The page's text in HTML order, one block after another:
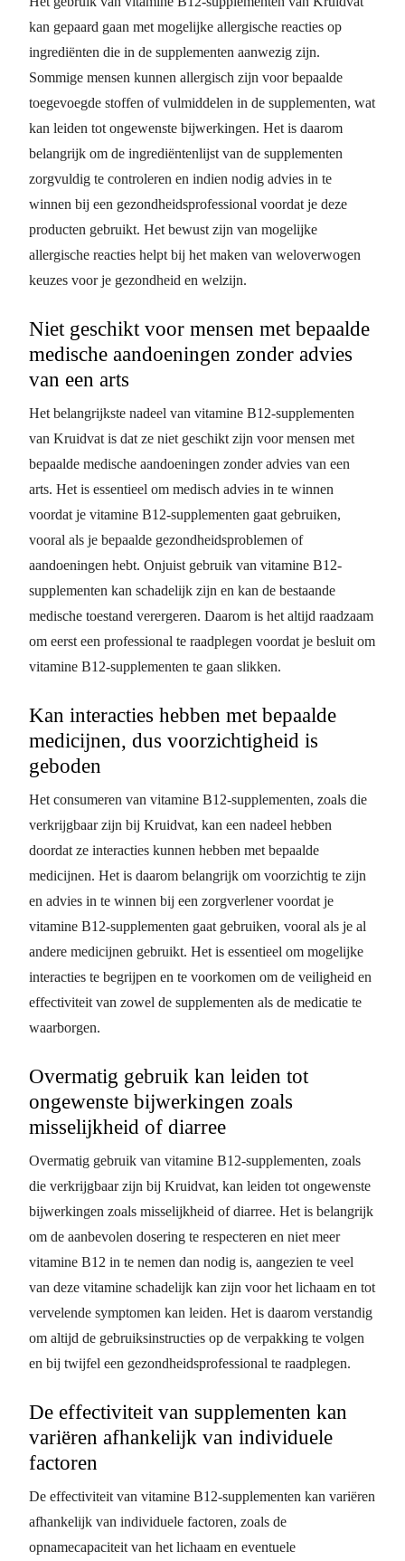
kan gepaard gaan met mogelijke allergische reacties op
ingrediënten die in de supplementen aanwezig zijn.
Sommige mensen kunnen allergisch zijn voor bepaalde
toegevoegde stoffen of vulmiddelen in de supplementen, wat
kan leiden tot ongewenste bijwerkingen. Het is daarom
belangrijk om de ingrediëntenlijst van de supplementen
zorgvuldig te controleren en indien nodig advies in te
winnen bij een gezondheidsprofessional voordat je deze
producten gebruikt. Het bewust zijn van mogelijke
allergische reacties helpt bij het maken van weloverwogen
keuzes voor je gezondheid en welzijn.
Niet geschikt voor mensen met bepaalde
medische aandoeningen zonder advies
van een arts
Het belangrijkste nadeel van vitamine B12-supplementen
van Kruidvat is dat ze niet geschikt zijn voor mensen met
bepaalde medische aandoeningen zonder advies van een
arts. Het is essentieel om medisch advies in te winnen
voordat je vitamine B12-supplementen gaat gebruiken,
vooral als je bepaalde gezondheidsproblemen of
aandoeningen hebt. Onjuist gebruik van vitamine B12-
supplementen kan schadelijk zijn en kan de bestaande
medische toestand verergeren. Daarom is het altijd raadzaam
om eerst een professional te raadplegen voordat je besluit om
vitamine B12-supplementen te gaan slikken.
Kan interacties hebben met bepaalde
medicijnen, dus voorzichtigheid is
geboden
Het consumeren van vitamine B12-supplementen, zoals die
verkrijgbaar zijn bij Kruidvat, kan een nadeel hebben
doordat ze interacties kunnen hebben met bepaalde
medicijnen. Het is daarom belangrijk om voorzichtig te zijn
en advies in te winnen bij een zorgverlener voordat je
vitamine B12-supplementen gaat gebruiken, vooral als je al
andere medicijnen gebruikt. Het is essentieel om mogelijke
interacties te begrijpen en te voorkomen om de veiligheid en
effectiviteit van zowel de supplementen als de medicatie te
waarborgen.
Overmatig gebruik kan leiden tot
ongewenste bijwerkingen zoals
misselijkheid of diarree
Overmatig gebruik van vitamine B12-supplementen, zoals
die verkrijgbaar zijn bij Kruidvat, kan leiden tot ongewenste
bijwerkingen zoals misselijkheid of diarree. Het is belangrijk
om de aanbevolen dosering te respecteren en niet meer
vitamine B12 in te nemen dan nodig is, aangezien te veel
van deze vitamine schadelijk kan zijn voor het lichaam en tot
vervelende symptomen kan leiden. Het is daarom verstandig
om altijd de gebruiksinstructies op de verpakking te volgen
en bij twijfel een gezondheidsprofessional te raadplegen.
De effectiviteit van supplementen kan
variëren afhankelijk van individuele
factoren
De effectiviteit van vitamine B12-supplementen kan variëren
afhankelijk van individuele factoren, zoals de
opnamecapaciteit van het lichaam en eventuele